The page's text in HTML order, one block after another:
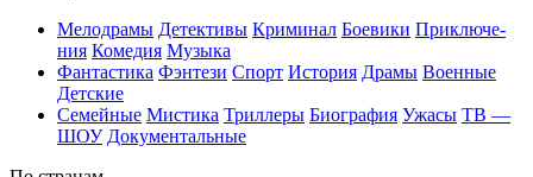
Ме­ло­дра­мы Де­тек­ти­вы Кри­ми­нал Бое­ви­ки При­клю­че­
ния Ко­ме­дия Му­зы­ка
Фан­та­сти­ка Фэн­те­зи Спорт Ис­то­рия Дра­мы Во­ен­ные
Дет­ские
Се­мей­ные Мис­ти­ка Трил­ле­ры Био­гра­фия Ужа­сы ТВ —
ШОУ До­ку­мен­таль­ные